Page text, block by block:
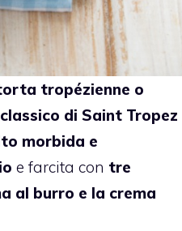
tropézienne o
di Saint Tropez
morbida e
e farcita con tre
al burro e la crema